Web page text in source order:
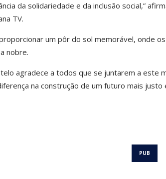
da solidariedade e da inclusão social,”
TV.
um pôr do sol memorável, onde
nobre.
agradece a todos que se juntarem a este
na construção de um futuro mais justo